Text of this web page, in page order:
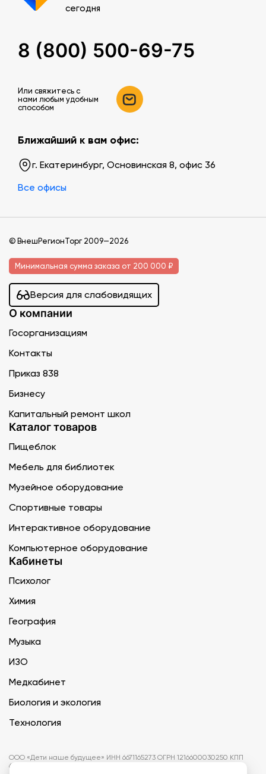
сегодня
8 (800) 500-69-75
Или свяжитесь c
нами любым удобным
способом
Ближайший к вам офис:
г. Екатеринбург, Основинская 8, офис 36
Все офисы
© ВнешРегионТорг 2009—2026
Минимальная сумма заказа от 200 000 ₽
Версия для слабовидящих
О компании
Госорганизациям
Контакты
Приказ 838
Бизнесу
Капитальный ремонт школ
Каталог товаров
Пищеблок
Мебель для библиотек
Музейное оборудование
Спортивные товары
Интерактивное оборудование
Компьютерное оборудование
Кабинеты
Психолог
Химия
География
Музыка
ИЗО
Медкабинет
Биология и экология
Технология
ООО «Дети наше будущее» ИНН 6671165273 ОГРН 1216600030250 КПП
667101001 БИК 046577674